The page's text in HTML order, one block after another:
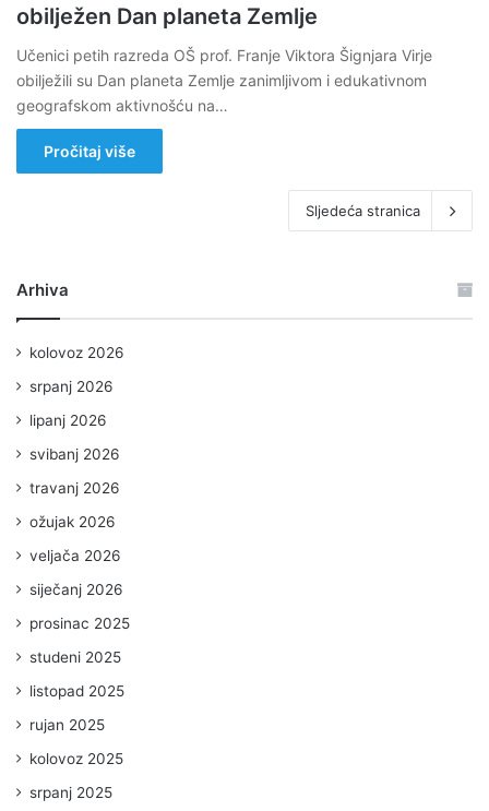
obilježen Dan planeta Zemlje
Učenici petih razreda OŠ prof. Franje Viktora Šignjara Virje
obilježili su Dan planeta Zemlje zanimljivom i edukativnom
geografskom aktivnošću na…
Pročitaj više
Sljedeća stranica
Arhiva
kolovoz 2026
srpanj 2026
lipanj 2026
svibanj 2026
travanj 2026
ožujak 2026
veljača 2026
siječanj 2026
prosinac 2025
studeni 2025
listopad 2025
rujan 2025
kolovoz 2025
srpanj 2025